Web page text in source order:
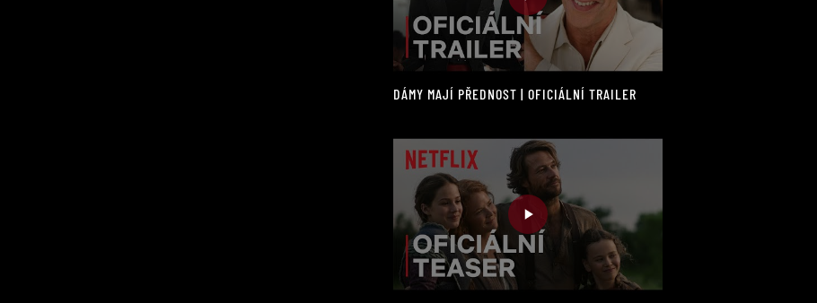
DÁMY MAJÍ PŘEDNOST | OFICIÁLNÍ TRAILER